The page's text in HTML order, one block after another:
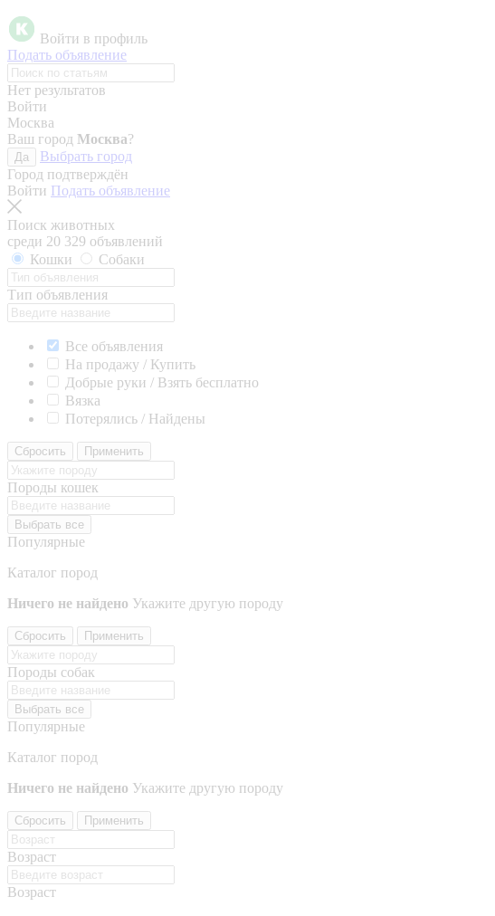
Войти в профиль
Подать объявление
Нет результатов
Войти
Москва
Ваш город Москва?
Да
Выбрать город
Город подтверждён
Войти Подать объявление
Поиск животных
среди 20 329 объявлений
Кошки
Собаки
Тип объявления
Все объявления
На продажу / Купить
Добрые руки / Взять бесплатно
Вязка
Потерялись / Найдены
Сбросить Применить
Породы кошек
Выбрать все
Популярные
Каталог пород
Ничего не найдено Укажите другую породу
Сбросить Применить
Породы собак
Выбрать все
Популярные
Каталог пород
Ничего не найдено Укажите другую породу
Сбросить Применить
Возраст
Возраст